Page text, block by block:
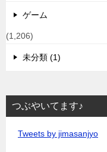
ゲーム
(1,206)
未分類 (1)
つぶやいてます♪
Tweets by jimasanjyo